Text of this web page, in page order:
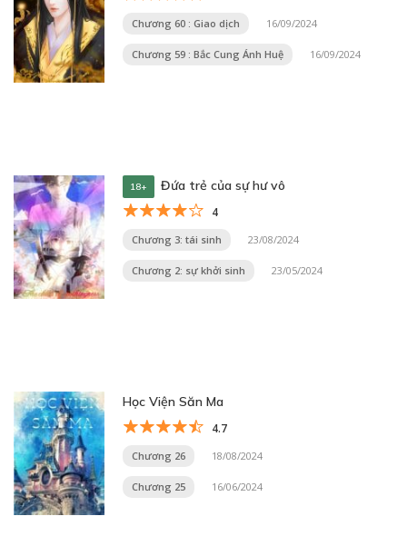
Chương 60 : Giao dịch 16/09/2024
Chương 59 : Bắc Cung Ánh Huệ 16/09/2024
18+ Đứa trẻ của sự hư vô
4
Chương 3: tái sinh 23/08/2024
Chương 2: sự khởi sinh 23/05/2024
Học Viện Săn Ma
4.7
Chương 26 18/08/2024
Chương 25 16/06/2024